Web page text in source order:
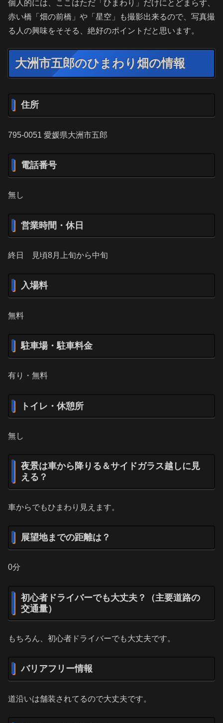
個人的には、ここはただ「ひまわり」だけにとどまらず、
赤い橋「畑の前橋」や「星空」も撮影出来るので、写真撮
る人の興味をそそる、絶好のポイントだと思います。
大洲市五郎のひまわり畑の情報
住所
795-0051 愛媛県大洲市五郎
電話番号
無し
営業時間・休日
終日 見頃8月上旬から中旬
入場料
無料
駐車場・駐車料金
有り・無料
トイレ・休憩所
無し
夜景は車から降りる＆サイドガラス越しに見
える？
車からでもひまわり見えます。
展望地までの距離は？
0分
初心者ドライバーでも大丈夫？（主要道路の
交通量）
もちろん、初心者ドライバーでも大丈夫です。
バリアフリー情報
道沿いは舗装されてるので大丈夫です。